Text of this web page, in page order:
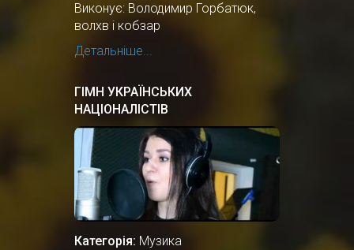
Виконує: Володимир Горбатюк,
волхв і кобзар
Детальніше...
ГІМН УКРАЇНСЬКИХ
НАЦІОНАЛІСТІВ
Категорія: Музика